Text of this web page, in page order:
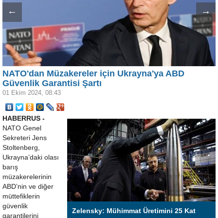
← →
NATO'dan Müzakereler için Ukrayna'ya ABD
Güvenlik Garantisi Şartı
01 Ekim 2024, 08:43
Zelensky: Mühimmat Üretimini 25 Kat
HABERRUS -
NATO Genel
Sekreteri Jens
Stoltenberg,
Ukrayna’daki olası
barış
müzakerelerinin
ABD’nin ve diğer
müttefiklerin
güvenlik
garantilerini